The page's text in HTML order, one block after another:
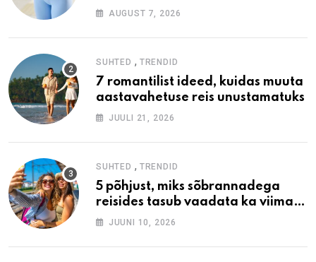
väiksema kaloraažiga
AUGUST 7, 2026
SUHTED , TRENDID
7 romantilist ideed, kuidas muuta
aastavahetuse reis unustamatuks
JUULI 21, 2026
SUHTED , TRENDID
5 põhjust, miks sõbrannadega
reisides tasub vaadata ka viimase
hetke pakkumisi
JUUNI 10, 2026